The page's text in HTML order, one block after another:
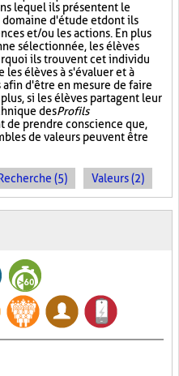
lequel ils présentent le
d'étude et dont ils
et/ou les actions. En plus
sélectionnée, les élèves
ils trouvent cet individu
élèves à s'évaluer et à
d'être en mesure de faire
si les élèves partagent leur
desProfils
de prendre conscience que,
de valeurs peuvent être
Recherche (5) Valeurs (2)